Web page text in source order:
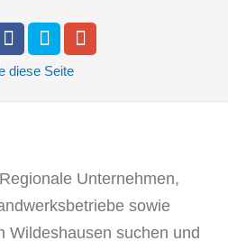
diese Seite
Unternehmen,
sowie
Wildeshausen suchen und